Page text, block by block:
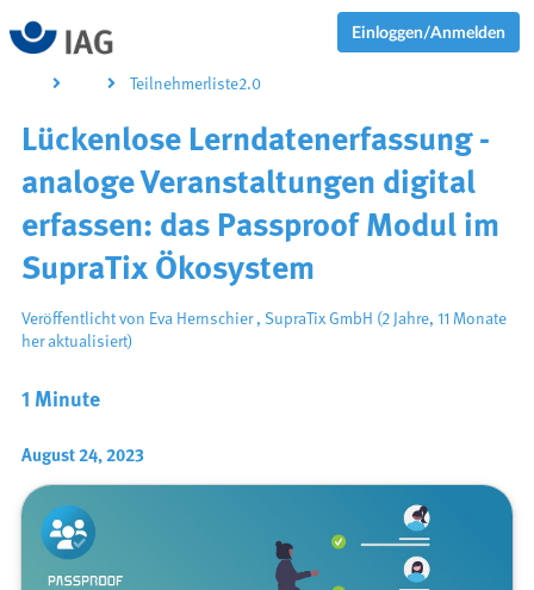
Einloggen/Anmelden
Teilnehmerliste2.0
1 Minute
August 24, 2023
Lückenlose Lerndatenerfassung -
analoge Veranstaltungen digital
erfassen: das Passproof Modul im
SupraTix Ökosystem
Veröffentlicht von Eva Hernschier, SupraTix GmbH (2 Jahre, 11 Monate
her aktualisiert)